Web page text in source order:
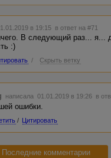
в 19:15 в ответ на #71
В следующий раз... я...
:)
/ Скрыть ветку
написала 01.01.2019 в 19:26 в
ошибки.
/ Цитировать
Последние комментарии